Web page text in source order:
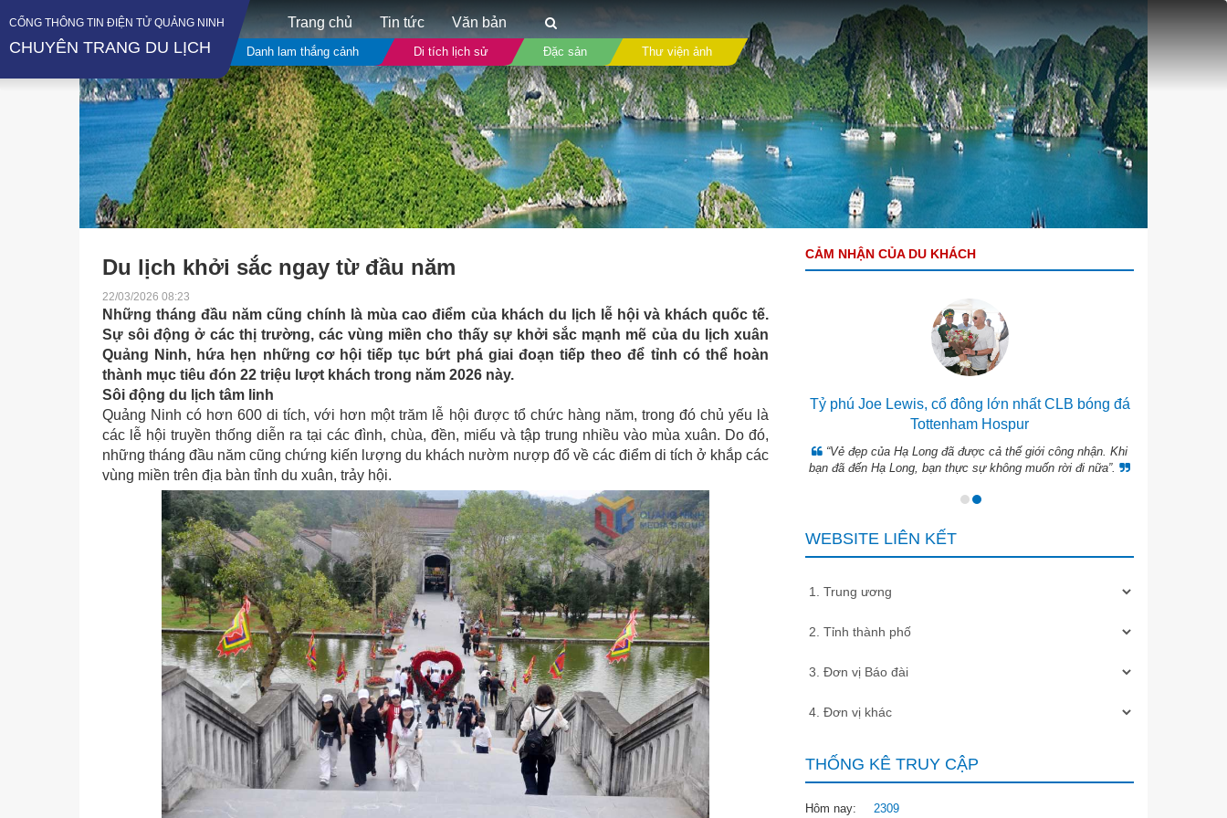
CỔNG THÔNG TIN ĐIỆN TỬ QUẢNG NINH
CHUYÊN TRANG DU LỊCH
Trang chủ Tin tức Văn bản
Danh lam thắng cảnh Di tích lịch sử Đặc sản Thư viện ảnh
Du lịch khởi sắc ngay từ đầu năm
22/03/2026 08:23
Những tháng đầu năm cũng chính là mùa cao điểm của khách du lịch lễ hội và khách quốc tế.
Sự sôi động ở các thị trường, các vùng miền cho thấy sự khởi sắc mạnh mẽ của du lịch xuân
Quảng Ninh, hứa hẹn những cơ hội tiếp tục bứt phá giai đoạn tiếp theo để tỉnh có thể hoàn
thành mục tiêu đón 22 triệu lượt khách trong năm 2026 này.
Sôi động du lịch tâm linh
Quảng Ninh có hơn 600 di tích, với hơn một trăm lễ hội được tổ chức hàng năm, trong đó chủ yếu là
các lễ hội truyền thống diễn ra tại các đình, chùa, đền, miếu và tập trung nhiều vào mùa xuân. Do đó,
những tháng đầu năm cũng chứng kiến lượng du khách nườm nượp đổ về các điểm di tích ở khắp các
vùng miền trên địa bàn tỉnh du xuân, trảy hội.
CẢM NHẬN CỦA DU KHÁCH
Tôi thật sự rất thích Quảng Ninh. Tài nguyên thiên nhiên
phong phú,.
Tỷ phú Joe Lewis, cổ đông lớn nhất CLB bóng đá
Tottenham Hospur
“Vẻ đẹp của Hạ Long đã được cả thế giới công nhận. Khi
bạn đã đến Hạ Long, bạn thực sự không muốn rời đi nữa”.
WEBSITE LIÊN KẾT
THỐNG KÊ TRUY CẬP
Hôm nay: 2309